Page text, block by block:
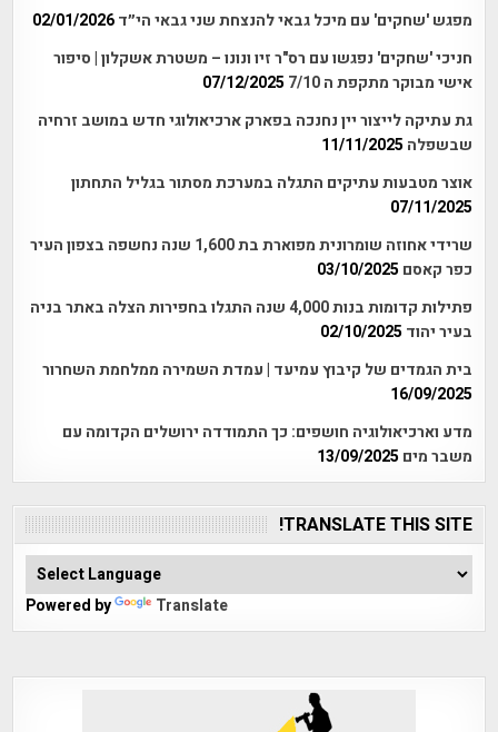
מפגש 'שחקים' עם מיכל גבאי להנצחת שני גבאי הי״ד 02/01/2026
חניכי 'שחקים' נפגשו עם רס"ר זיו ונונו – משטרת אשקלון | סיפור
אישי מבוקר מתקפת ה 7/10
07/12/2025
גת עתיקה לייצור יין נחנכה בפארק ארכיאולוגי חדש במושב זרחיה
שבשפלה 11/11/2025
אוצר מטבעות עתיקים התגלה במערכת מסתור בגליל התחתון
07/11/2025
שרידי אחוזה שומרונית מפוארת בת 1,600 שנה נחשפה בצפון העיר
כפר קאסם 03/10/2025
פתילות קדומות בנות 4,000 שנה התגלו בחפירות הצלה באתר בניה
בעיר יהוד 02/10/2025
בית הגמדים של קיבוץ עמיעד | עמדת השמירה ממלחמת השחרור
16/09/2025
מדע וארכיאולוגיה חושפים: כך התמודדה ירושלים הקדומה עם
משבר מים 13/09/2025
TRANSLATE THIS SITE!
Powered by Translate